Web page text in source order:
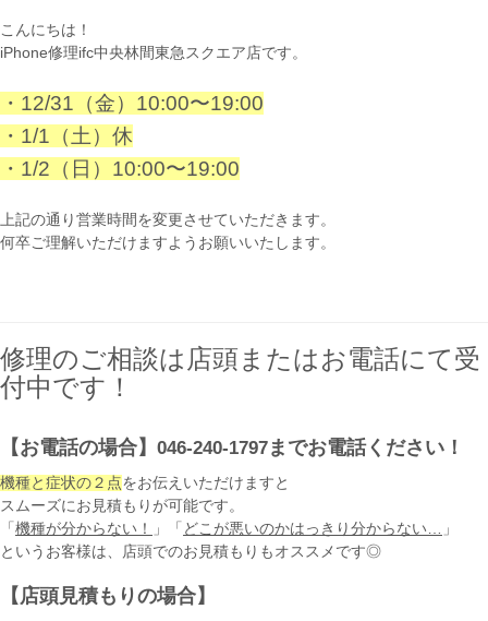
こんにちは！
iPhone修理ifc中央林間東急スクエア店です。
・12/31（金）10:00〜19:00
・1/1（土）休
・1/2（日）10:00〜19:00
上記の通り営業時間を変更させていただきます。
何卒ご理解いただけますようお願いいたします。
修理のご相談は店頭またはお電話にて受
付中です！
【お電話の場合】 046-240-1797までお電話ください！
機種と症状の２点をお伝えいただけますと
スムーズにお見積もりが可能です。
「 機種が分からない！ 」「 どこが悪いのかはっきり分からない…
」
というお客様は、店頭でのお見積もりもオススメです◎
【店頭見積もりの場合】